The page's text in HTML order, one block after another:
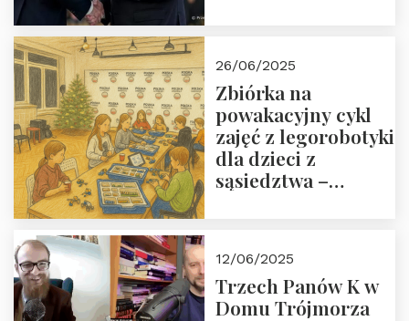
26/06/2025
Zbiórka na
powakacyjny cykl
zajęć z legorobotyki
dla dzieci z
sąsiedztwa –
Fundacji
12/06/2025
Trzech Panów K w
Domu Trójmorza